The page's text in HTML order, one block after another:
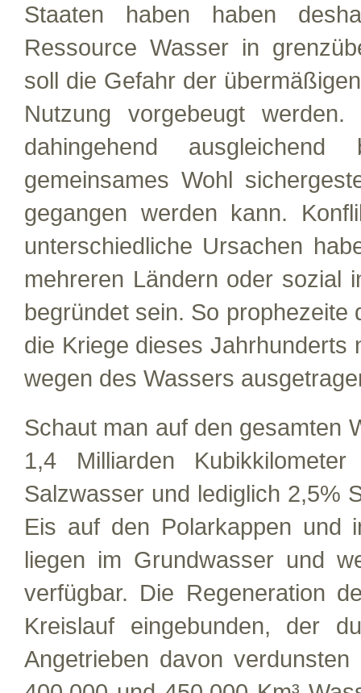
Staaten haben haben
Ressource Wasser in
soll die Gefahr der
Nutzung vorgebeugt
dahingehend
gemeinsames Wohl
gegangen werden kann.
unterschiedliche Ursachen
mehreren Ländern oder sozial
begründet sein. So
die Kriege dieses
wegen des Wassers
Schaut man auf den gesamten
1,4 Milliarden
Salzwasser und lediglich 2,5%
Eis auf den Polarkappen und
liegen im Grundwasser und
verfügbar. Die Regeneration
Kreislauf eingebunden, der
Angetrieben davon